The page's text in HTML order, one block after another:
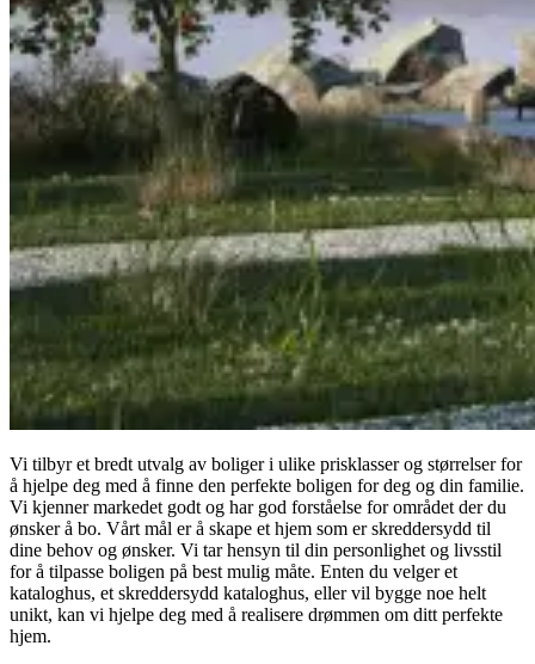
Vi tilbyr et bredt utvalg av boliger i ulike prisklasser og størrelser for
å hjelpe deg med å finne den perfekte boligen for deg og din familie.
Vi kjenner markedet godt og har god forståelse for området der du
ønsker å bo. Vårt mål er å skape et hjem som er skreddersydd til
dine behov og ønsker. Vi tar hensyn til din personlighet og livsstil
for å tilpasse boligen på best mulig måte. Enten du velger et
kataloghus, et skreddersydd kataloghus, eller vil bygge noe helt
unikt, kan vi hjelpe deg med å realisere drømmen om ditt perfekte
hjem.